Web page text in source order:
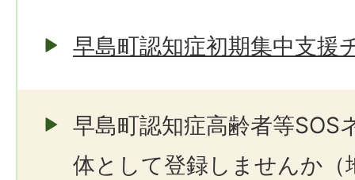
早島町認知症初期集中支援
早島町認知症高齢者等SOS
体として登録しませんか（